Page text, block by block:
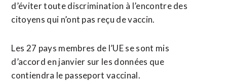
d’éviter toute discrimination à l’encontre des
citoyens qui n’ont pas reçu de vaccin.
Les 27 pays membres de l’UE se sont mis
d’accord en janvier sur les données que
contiendra le passeport vaccinal.